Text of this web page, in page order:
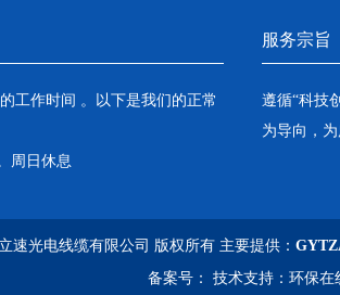
工作时间 。以下是我们的正常
周日休息
服务宗旨
遵循“科技
为导向，
速光电线缆有限公司 版权所有 主要提供：
备案号：
技术支持： 环保在